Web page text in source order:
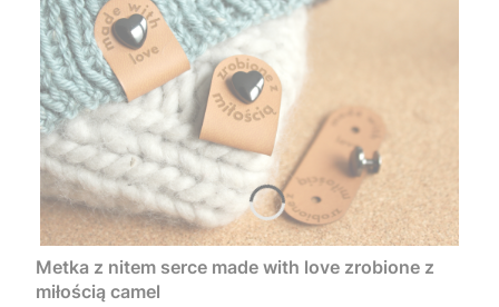
Metka z nitem serce made with love zrobione z
miłością camel